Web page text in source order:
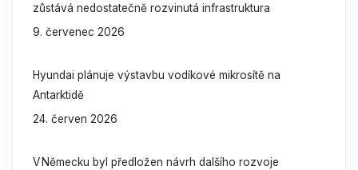
zůstává nedostatečně rozvinutá infrastruktura
9. červenec 2026
Hyundai plánuje výstavbu vodíkové mikrosítě na
Antarktidě
24. červen 2026
V Německu byl předložen návrh dalšího rozvoje